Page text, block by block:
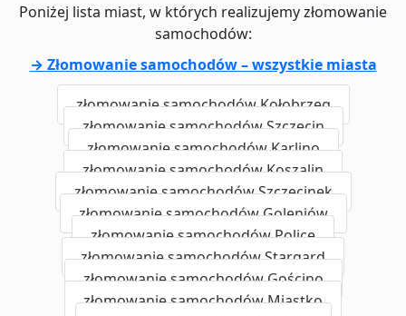
Poniżej lista miast, w których realizujemy złomowanie
samochodów:
→ Złomowanie samochodów – wszystkie miasta
złomowanie samochodów Kołobrzeg
złomowanie samochodów Szczecin
złomowanie samochodów Karlino
złomowanie samochodów Koszalin
złomowanie samochodów Szczecinek
złomowanie samochodów Goleniów
złomowanie samochodów Police
złomowanie samochodów Stargard
złomowanie samochodów Gościno
złomowanie samochodów Miastko